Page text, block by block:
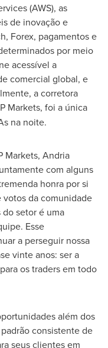
(AWS), as
de inovação e
Forex, pagamentos e
por meio
acessível a
comercial global, e
a corretora
Markets, foi a única
na noite.
Markets, Andria
com alguns
honra por si
votos da comunidade
setor é uma
Esse
a perseguir nossa
vinte anos: ser a
os traders em todo
além dos
consistente de
seus clientes em